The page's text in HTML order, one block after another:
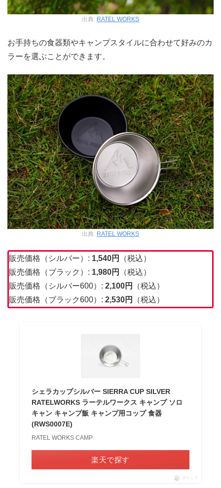
出典: RATEL WORKS
お手持ちの食器類やキャンプスタイルに合わせて好みのカ
ラーを選ぶことができます。
出典: RATEL WORKS
販売価格（シルバー）: 1,540円
（税込）
販売価格（ブラック）: 1,980円
（税込）
販売価格（シルバー600）: 2,100円
（税込）
販売価格（ブラック600）: 2,530円 （税込）
シェラカップシルバー SIERRA CUP SILVER
RATELWORKS ラーテルワークス キャンプ ソロ
キャン キャンプ飯 キャンプ用コップ 食器
(RWS0007E)
RATEL WORKS CAMP
楽天で探す
ポチップ